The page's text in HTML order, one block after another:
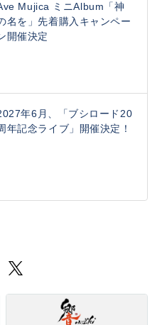
Mujica ミニAlbum「神
名を」先着購入キャンペー
開催決定
年6月、「ブシロード20
年記念ライブ」開催決定！